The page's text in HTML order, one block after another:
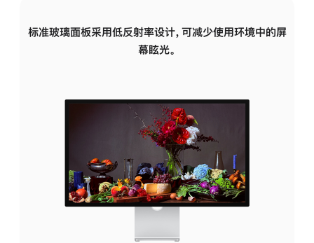
标准玻璃面板采用低反射率设计，可减少使用环境中的屏
幕眩光。